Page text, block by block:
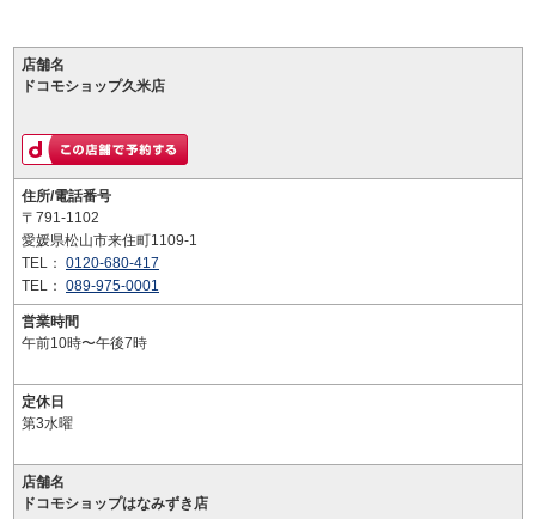
店舗名
ドコモショップ久米店
住所/電話番号
〒791-1102
愛媛県松山市来住町1109-1
TEL： 0120-680-417
TEL： 089-975-0001
営業時間
午前10時〜午後7時
定休日
第3水曜
店舗名
ドコモショップはなみずき店